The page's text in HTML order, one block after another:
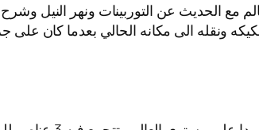
مع الحديث عن التوربينات ونهر النيل
ونقله الى مكانه الحالي بعدما كان على